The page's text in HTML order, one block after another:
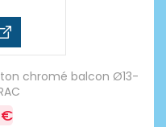
chromé balcon Ø13-
€